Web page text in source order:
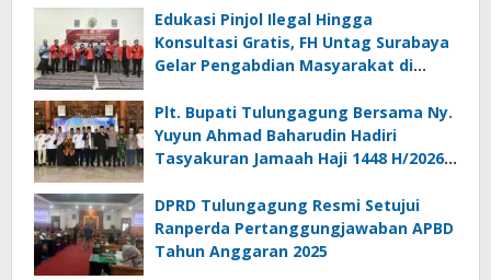
Edukasi Pinjol Ilegal Hingga
Konsultasi Gratis, FH Untag Surabaya
Gelar Pengabdian Masyarakat di
Plt. Bupati Tulungagung Bersama Ny.
Yuyun Ahmad Baharudin Hadiri
Tasyakuran Jamaah Haji 1448 H/2026
DPRD Tulungagung Resmi Setujui
Ranperda Pertanggungjawaban APBD
Tahun Anggaran 2025